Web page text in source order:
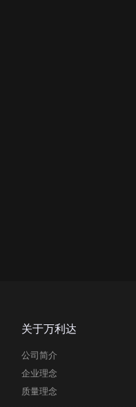
关于万利达
公司简介
企业理念
质量理念